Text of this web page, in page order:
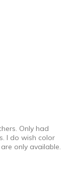
Only had
I do wish color
only available.